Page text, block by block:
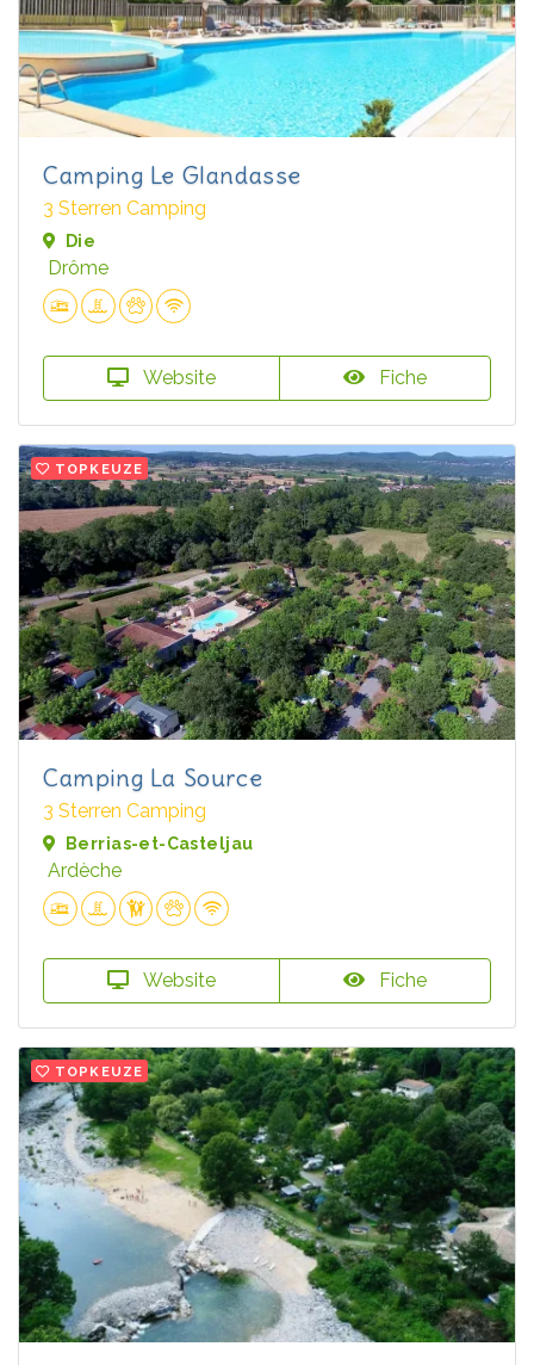
Camping Le Glandasse
3 Sterren Camping
Die
Drôme
Website Fiche
TOPKEUZE
Camping La Source
3 Sterren Camping
Berrias-et-Casteljau
Ardèche
Website Fiche
TOPKEUZE